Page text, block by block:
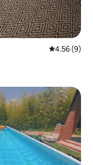
Calificación
4.56 (9)